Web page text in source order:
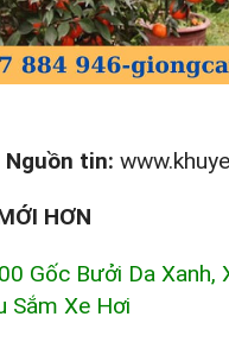
Nguồn tin:
HƠN
Gốc Bưởi Da Xanh,
Sắm Xe Hơi